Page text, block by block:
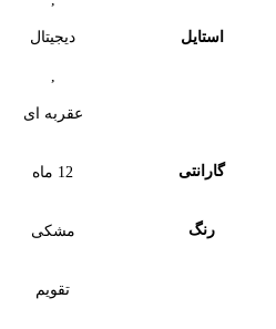
استایل دیجیتال
عقربه ای
گارانتی 12 ماه
رنگ مشکی
تقویم